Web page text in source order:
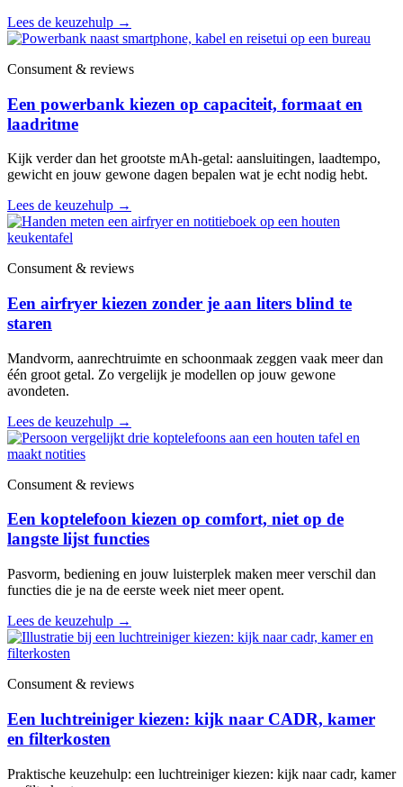
Lees de keuzehulp →
Consument & reviews
Een powerbank kiezen op capaciteit, formaat en
laadritme
Kijk verder dan het grootste mAh-getal: aansluitingen, laadtempo,
gewicht en jouw gewone dagen bepalen wat je echt nodig hebt.
Lees de keuzehulp →
Consument & reviews
Een airfryer kiezen zonder je aan liters blind te
staren
Mandvorm, aanrechtruimte en schoonmaak zeggen vaak meer dan
één groot getal. Zo vergelijk je modellen op jouw gewone
avondeten.
Lees de keuzehulp →
Consument & reviews
Een koptelefoon kiezen op comfort, niet op de
langste lijst functies
Pasvorm, bediening en jouw luisterplek maken meer verschil dan
functies die je na de eerste week niet meer opent.
Lees de keuzehulp →
Consument & reviews
Een luchtreiniger kiezen: kijk naar CADR, kamer
en filterkosten
Praktische keuzehulp: een luchtreiniger kiezen: kijk naar cadr, kamer